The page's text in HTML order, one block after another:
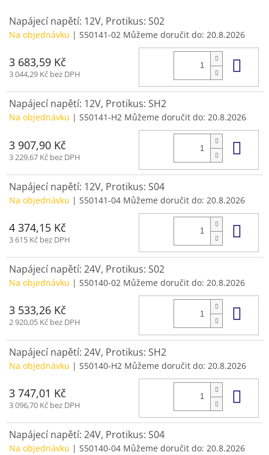
Napájecí napětí: 12V, Protikus: S02
Na objednávku | S50141-02 Můžeme doručit do: 20.8.2026
3 683,59 Kč
3 044,29 Kč bez DPH
Napájecí napětí: 12V, Protikus: SH2
Na objednávku | S50141-H2 Můžeme doručit do: 20.8.2026
3 907,90 Kč
3 229,67 Kč bez DPH
Napájecí napětí: 12V, Protikus: S04
Na objednávku | S50141-04 Můžeme doručit do: 20.8.2026
4 374,15 Kč
3 615 Kč bez DPH
Napájecí napětí: 24V, Protikus: S02
Na objednávku | S50140-02 Můžeme doručit do: 20.8.2026
3 533,26 Kč
2 920,05 Kč bez DPH
Napájecí napětí: 24V, Protikus: SH2
Na objednávku | S50140-H2 Můžeme doručit do: 20.8.2026
3 747,01 Kč
3 096,70 Kč bez DPH
Napájecí napětí: 24V, Protikus: S04
Na objednávku | S50140-04 Můžeme doručit do: 20.8.2026